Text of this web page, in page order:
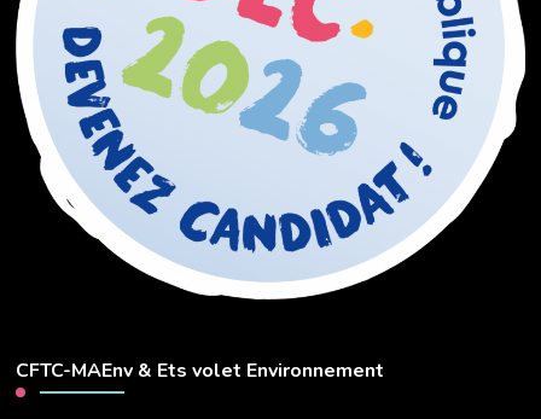
CFTC-MAEnv & Ets volet Environnement